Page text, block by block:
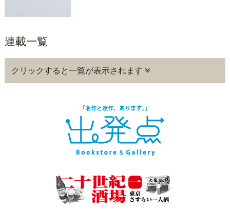
連載一覧
クリックすると一覧が表示されます